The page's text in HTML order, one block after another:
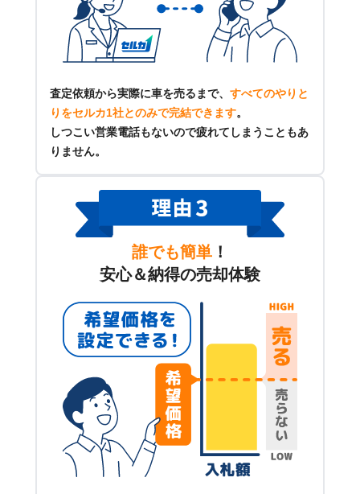
査定依頼から実際に車を売るまで、 すべてのやりと
りをセルカ1社とのみで完結できます。
しつこい営業電話もないので疲れてしまうこともあ
りません。
誰でも簡単 ！
安心＆納得の売却体験